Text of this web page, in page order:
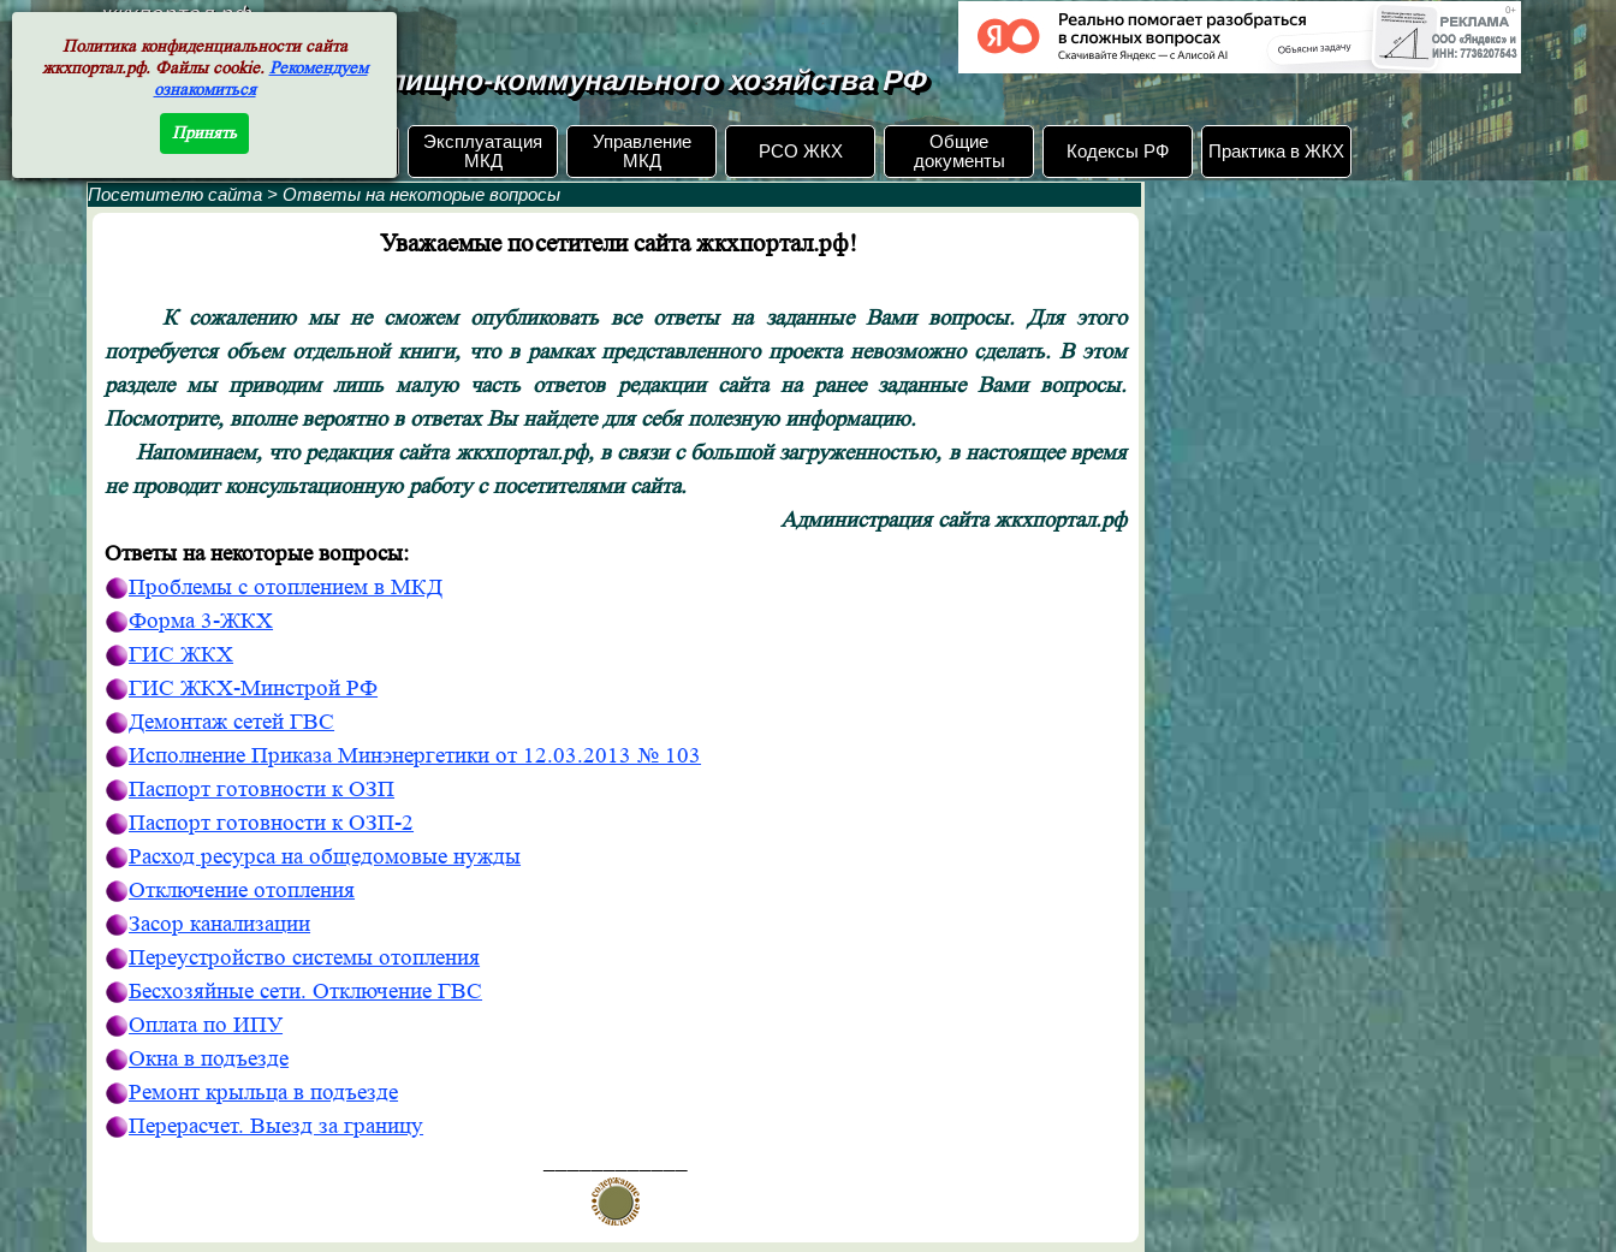
ЖКХ РФ.
Эксплуатация
МКД
Управление
МКД
РСО ЖКХ
Общие
документы
Кодексы РФ Практика в ЖКХ
Документы жилищно-коммунального хозяйства РФ
жкхпортал.рф
Посетителю сайта >Ответы на некоторые вопросы
Уважаемые посетители сайта жкхпортал.рф!
К сожалению мы не сможем опубликовать все ответы на заданные Вами вопросы. Для этого
потребуется объем отдельной книги, что в рамках представленного проекта невозможно сделать. В этом
разделе мы приводим лишь малую часть ответов редакции сайта на ранее заданные Вами вопросы.
Посмотрите, вполне вероятно в ответах Вы найдете для себя полезную информацию.
Напоминаем, что редакция сайта жкхпортал.рф, в связи с большой загруженностью, в настоящее время
не проводит консультационную работу с посетителями сайта.
Администрация сайта жкхпортал.рф
Ответы на некоторые вопросы:
Проблемы с отоплением в МКД
Форма 3-ЖКХ
ГИС ЖКХ
ГИС ЖКХ-Минстрой РФ
Демонтаж сетей ГВС
Исполнение Приказа Минэнергетики от 12.03.2013 № 103
Паспорт готовности к ОЗП
Паспорт готовности к ОЗП-2
Расход ресурса на общедомовые нужды
Отключение отопления
Засор канализации
Переустройство системы отопления
Бесхозяйные сети. Отключение ГВС
Оплата по ИПУ
Окна в подъезде
Ремонт крыльца в подъезде
Перерасчет. Выезд за границу
Политика конфиденциальности сайта
жкхпортал.рф. Файлы cookie. Рекомендуем
ознакомиться
Принять